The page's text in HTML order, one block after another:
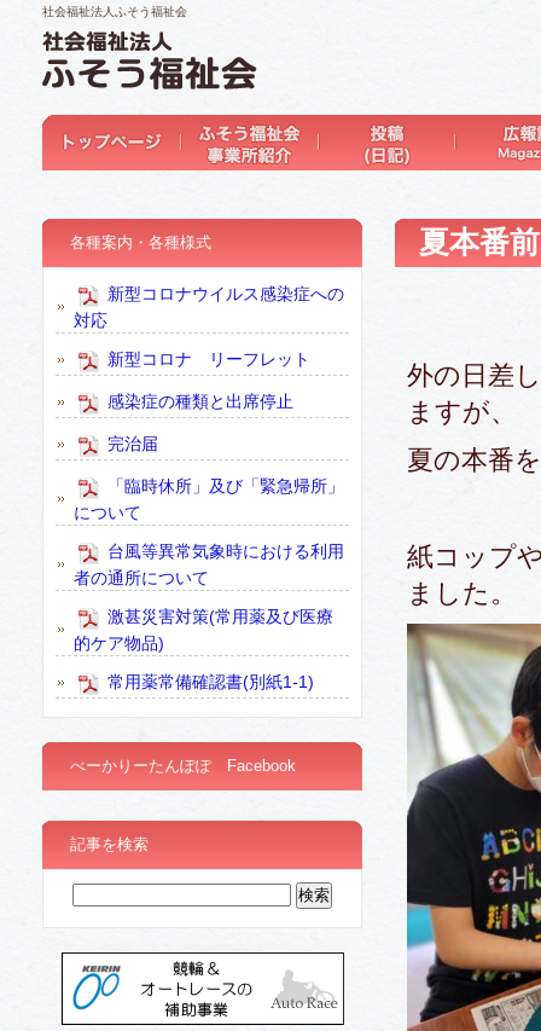
社会福祉法人ふそう福祉会
夏本番
外の日差
ますが、
夏の本番
紙コップ
ました。
各種案内・各種様式
新型コロナウイルス感染症への
対応
新型コロナ リーフレット
感染症の種類と出席停止
完治届
「臨時休所」及び「緊急帰所」
について
台風等異常気象時における利用
者の通所について
激甚災害対策(常用薬及び医療
的ケア物品)
常用薬常備確認書(別紙1-1)
べーかりーたんぽぽ Facebook
記事を検索